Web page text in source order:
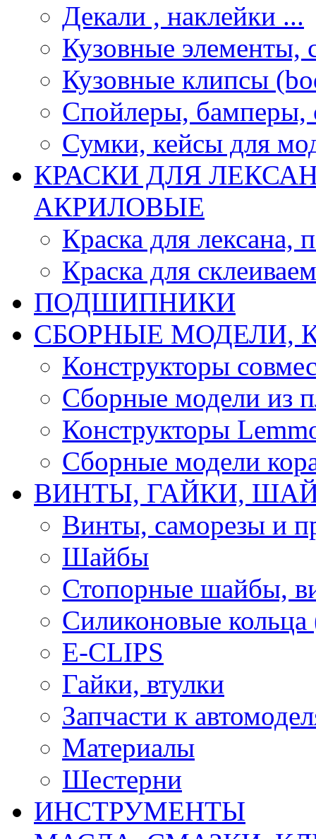
Декали , наклейки ...
Кузовные элементы,
Кузовные клипсы
Спойлеры, бамперы,
Сумки, кейсы для
КРАСКИ ДЛЯ
АКРИЛОВЫЕ
Краска для лексана,
Краска для
ПОДШИПНИКИ
CБОРНЫЕ МОДЕЛИ,
Конструкторы
Сборные модели из
Конструкторы
Сборные модели
ВИНТЫ, ГАЙКИ,
Винты, саморезы и
Шайбы
Стопорные шайбы,
Силиконовые
E-CLIPS
Гайки, втулки
Запчасти к
Материалы
Шестерни
ИНСТРУМЕНТЫ